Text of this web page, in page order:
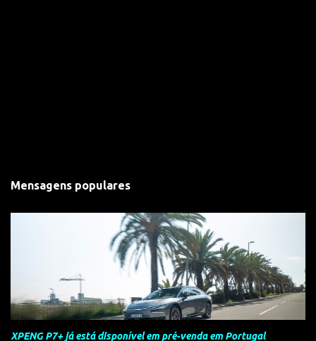
Mensagens populares
XPENG P7+ já está disponível em pré-venda em Portugal